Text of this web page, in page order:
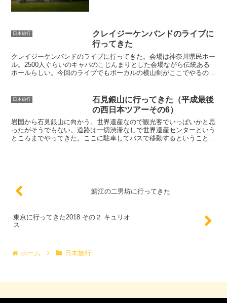
日本旅行
クレイジーケンバンドのライブに
行ってきた
クレイジーケンバンドのライブに行ってきた。会場は神奈川県民ホー
ル。2500人ぐらいのキャパのこじんまりとした会場ながら伝統ある
ホールらしい。今回のライブでもボーカルの横山剣がここでやるのが
日本旅行
石見銀山に行ってきた（平成最後
の西日本ツアーその6）
岩国から石見銀山に向かう。世界遺産なので観光客でいっぱいかと思
ったがそうでもない。道路は一切渋滞なしで世界遺産センターという
ところまでやってきた。ここに駐車してバスで移動するということ
鯖江の二男坊に行ってきた
東京に行ってきた2018 その２ キュリオ
ス
ホーム 日本旅行